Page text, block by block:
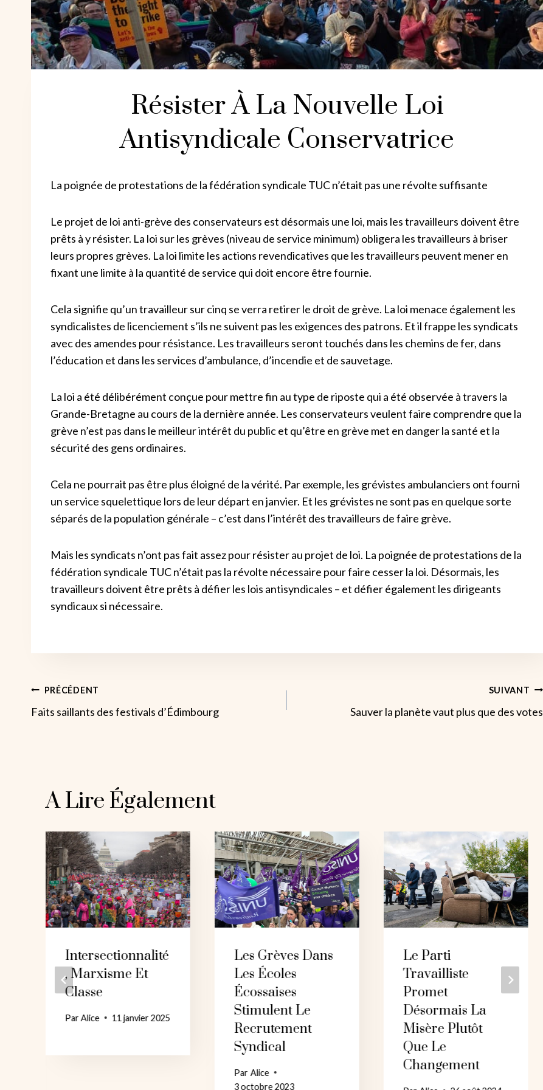
Résister À La Nouvelle Loi
Antisyndicale Conservatrice
La poignée de protestations de la fédération syndicale TUC n’était pas une révolte suffisante
Le projet de loi anti-grève des conservateurs est désormais une loi, mais les travailleurs doivent être
prêts à y résister. La loi sur les grèves (niveau de service minimum) obligera les travailleurs à briser
leurs propres grèves. La loi limite les actions revendicatives que les travailleurs peuvent mener en
fixant une limite à la quantité de service qui doit encore être fournie.
Cela signifie qu’un travailleur sur cinq se verra retirer le droit de grève. La loi menace également les
syndicalistes de licenciement s’ils ne suivent pas les exigences des patrons. Et il frappe les syndicats
avec des amendes pour résistance. Les travailleurs seront touchés dans les chemins de fer, dans
l’éducation et dans les services d’ambulance, d’incendie et de sauvetage.
La loi a été délibérément conçue pour mettre fin au type de riposte qui a été observée à travers la
Grande-Bretagne au cours de la dernière année. Les conservateurs veulent faire comprendre que la
grève n’est pas dans le meilleur intérêt du public et qu’être en grève met en danger la santé et la
sécurité des gens ordinaires.
Cela ne pourrait pas être plus éloigné de la vérité. Par exemple, les grévistes ambulanciers ont fourni
un service squelettique lors de leur départ en janvier. Et les grévistes ne sont pas en quelque sorte
séparés de la population générale – c’est dans l’intérêt des travailleurs de faire grève.
Mais les syndicats n’ont pas fait assez pour résister au projet de loi. La poignée de protestations de la
fédération syndicale TUC n’était pas la révolte nécessaire pour faire cesser la loi. Désormais, les
travailleurs doivent être prêts à défier les lois antisyndicales – et défier également les dirigeants
syndicaux si nécessaire.
Navigation
PRÉCÉDENT
Faits saillants des festivals d’Édimbourg
SUIVANT
Sauver la planète vaut plus que des votes
A Lire Également
Intersectionnalité
, Marxisme Et
Classe
ParAlice 11 janvier 2025
Les Grèves Dans
Les Écoles
Écossaises
Stimulent Le
Recrutement
Syndical
ParAlice
3 octobre 2023
Le Parti
Travailliste
Promet
Désormais La
Misère Plutôt
Que Le
Changement